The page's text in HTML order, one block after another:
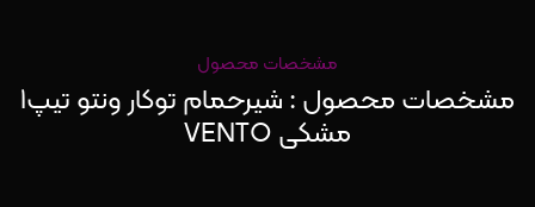
مشخصات محصول
مشخصات محصول : شیرحمام توکار ونتو تیپ1
مشکی VENTO